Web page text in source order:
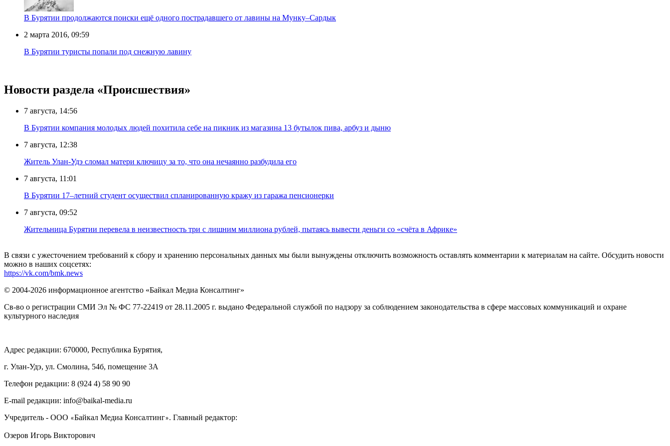
В Бурятии продолжаются поиски ещё одного пострадавшего от лавины на Мунку–Сардык
2 марта 2016, 09:59
В Бурятии туристы попали под снежную лавину
Новости раздела «Происшествия»
7 августа, 14:56
В Бурятии компания молодых людей похитила себе на пикник из магазина 13 бутылок пива, арбуз и дыню
7 августа, 12:38
Житель Улан-Удэ сломал матери ключицу за то, что она нечаянно разбудила его
7 августа, 11:01
В Бурятии 17–летний студент осуществил спланированную кражу из гаража пенсионерки
7 августа, 09:52
Жительница Бурятии перевела в неизвестность три с лишним миллиона рублей, пытаясь вывести деньги со «счёта в Африке»
В связи с ужесточением требований к сбору и хранению персональных данных мы были вынуждены отключить возможность оставлять комментарии к материалам на сайте. Обсудить новости
можно в наших соцсетях:
https://vk.com/bmk.news
© 2004-2026 информационное агентство «Байкал Медиа Консалтинг»
Св-во о регистрации СМИ Эл № ФС 77-22419 от 28.11.2005 г. выдано Федеральной службой по надзору за соблюдением законодательства в сфере массовых коммуникаций и охране
культурного наследия
Адрес редакции: 670000, Республика Бурятия,
г. Улан-Удэ, ул. Смолина, 54б, помещение 3А
Телефон редакции: ‎‎8 (924 4) 58 90 90
E-mail редакции: info@baikal-media.ru
Учредитель - ООО «Байкал Медиа Консалтинг». Главный редактор:
Озеров Игорь Викторович